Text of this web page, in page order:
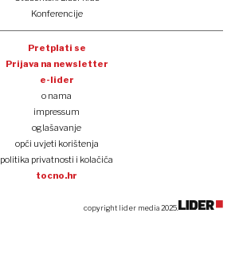
Konferencije
Pretplati se
Prijava na newsletter
e-lider
o nama
impressum
oglašavanje
opći uvjeti korištenja
politika privatnosti i kolačića
tocno.hr
copyright lider media 2025.